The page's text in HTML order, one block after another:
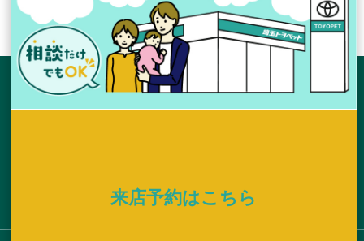
サイトマップ
来店予約はこちら